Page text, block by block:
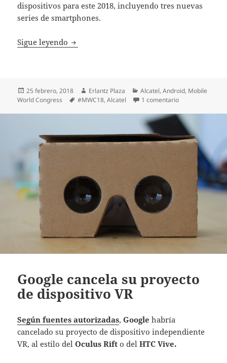
dispositivos para este 2018, incluyendo tres nuevas
series de smartphones.
Sigue leyendo Alcatel presenta sus nuevos dispositivos
Publicado
el
25 febrero, 2018 Autor
Erlantz Plaza Categorías
Alcatel,Android, Mobile
World Congress
Etiquetas
#MWC18,Alcatel 1 comentarioen Alcatel
Google cancela su proyecto
de dispositivo VR
Según fuentes autorizadas,Google habría
cancelado su proyecto de dispositivo independiente
VR, al estilo delOculus Rift o delHTC Vive.